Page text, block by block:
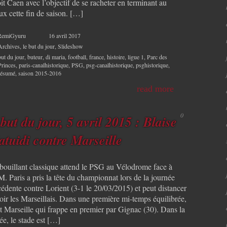
cette fin de saison. […]
16 avril 2017
le but du jour Slideshow
du jour buteur di maria football france histoire ligue 1 Parc des
paris-canalhistorique PSG psg-canalhistorique psghistorique
saison 2015-2016
read more
0
du jour, 5 avril 2015 : Blaise
contre Marseille
classique attend le PSG au Vélodrome face à
Paris a pris la tête du championnat lors de la journée
contre Lorient (3-1 le 20/03/2015) et peut distancer
les Marseillais. Dans une première mi-temps équilibrée,
Marseille qui frappe en premier par Gignac (30). Dans la
le stade est […]